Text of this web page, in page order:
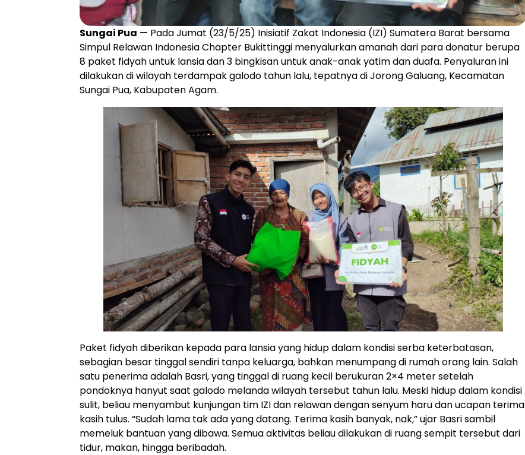
Sungai Pua — Pada Jumat (23/5/25) Inisiatif Zakat Indonesia (IZI) Sumatera Barat bersama
Simpul Relawan Indonesia Chapter Bukittinggi menyalurkan amanah dari para donatur berupa
8 paket fidyah untuk lansia dan 3 bingkisan untuk anak-anak yatim dan duafa. Penyaluran ini
dilakukan di wilayah terdampak galodo tahun lalu, tepatnya di Jorong Galuang, Kecamatan
Sungai Pua, Kabupaten Agam.
Paket fidyah diberikan kepada para lansia yang hidup dalam kondisi serba keterbatasan,
sebagian besar tinggal sendiri tanpa keluarga, bahkan menumpang di rumah orang lain. Salah
satu penerima adalah Basri, yang tinggal di ruang kecil berukuran 2×4 meter setelah
pondoknya hanyut saat galodo melanda wilayah tersebut tahun lalu. Meski hidup dalam kondisi
sulit, beliau menyambut kunjungan tim IZI dan relawan dengan senyum haru dan ucapan terima
kasih tulus. “Sudah lama tak ada yang datang. Terima kasih banyak, nak,” ujar Basri sambil
memeluk bantuan yang dibawa. Semua aktivitas beliau dilakukan di ruang sempit tersebut dari
tidur, makan, hingga beribadah.